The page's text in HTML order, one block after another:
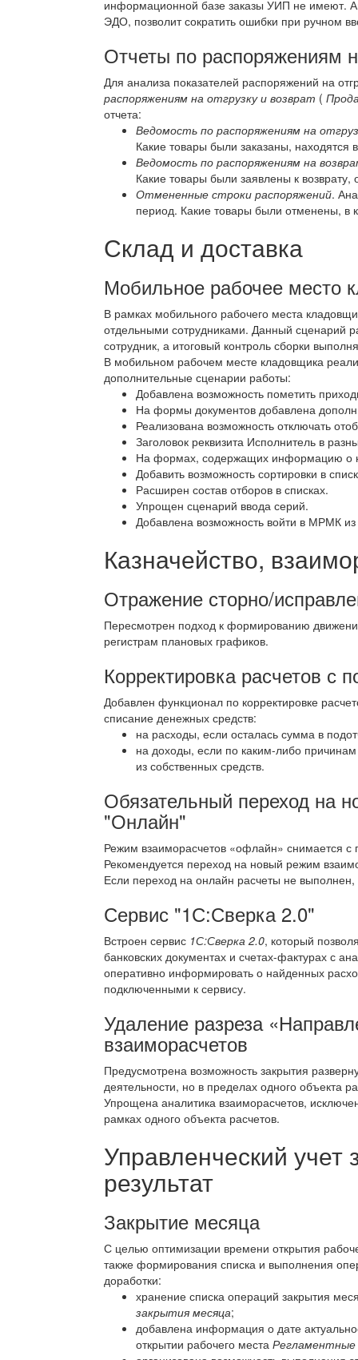
информационной базе заказы УИП не имеют.
ЭДО, позволит сократить ошибки при ручном
Отчеты по распоряжениям
Для анализа показателей распоряжений на
распоряжениям на отгрузку и возврат (
отчета:
Ведомость по распоряжениям на
Какие товары были заказаны, находятся
Ведомость по распоряжениям на
Какие товары были заявлены к
Отмененные строки распоряжений.
период. Какие товары были отменены, в
Склад и доставка
Мобильное рабочее место
В рамках мобильного рабочего места
отдельными сотрудниками. Данный сценарий
сотрудник, а итоговый контроль сборки
В мобильном рабочем месте кладовщика
дополнительные сценарии работы:
Добавлена возможность пометить
На формы документов добавлена
Реализована возможность отключать
Заголовок реквизита Исполнитель в
На формах, содержащих информацию о
Добавить возможность сортировки в
Расширен состав отборов в списках.
Упрощен сценарий ввода серий.
Добавлена возможность войти в МРМК
Казначейство,
Отражение сторно/
Пересмотрен подход к формированию
регистрам плановых графиков.
Корректировка расчетов с
Добавлен функционал по корректировке
списание денежных средств:
на расходы, если осталась сумма в
на доходы, если по каким-либо
из собственных средств.
Обязательный переход на
"Онлайн"
Режим взаиморасчетов «офлайн» снимается с
Рекомендуется переход на новый режим
Если переход на онлайн расчеты не
Сервис "1С:Сверка 2.0"
Встроен сервис 1С:Сверка 2.0, который
банковских документах и счетах-фактурах с
оперативно информировать о найденных
подключенными к сервису.
Удаление разреза
взаиморасчетов
Предусмотрена возможность закрытия
деятельности, но в пределах одного объекта
Упрощена аналитика взаиморасчетов,
рамках одного объекта расчетов.
Управленческий
результат
Закрытие месяца
С целью оптимизации времени открытия
также формирования списка и выполнения
доработки:
хранение списка операций закрытия
закрытия месяца;
добавлена информация о дате
открытии рабочего места Регламентные